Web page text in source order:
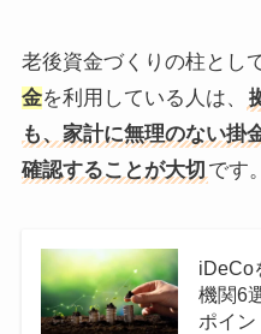
老後資金づくりの柱とし
金を利用している人は、
も、家計に無理のない掛
確認することが大切 です。
iDeCo
機関6
ポイ